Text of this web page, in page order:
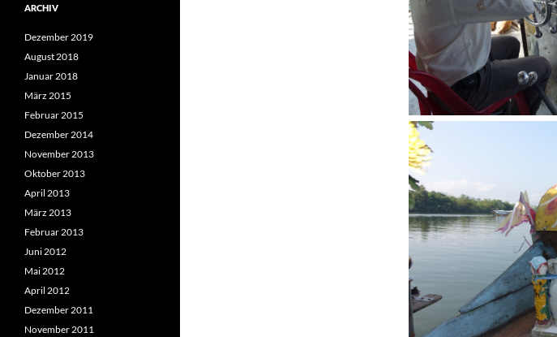
ARCHIV
Dezember 2019
August 2018
Januar 2018
März 2015
Februar 2015
Dezember 2014
November 2013
Oktober 2013
April 2013
März 2013
Februar 2013
Juni 2012
Mai 2012
April 2012
Dezember 2011
November 2011